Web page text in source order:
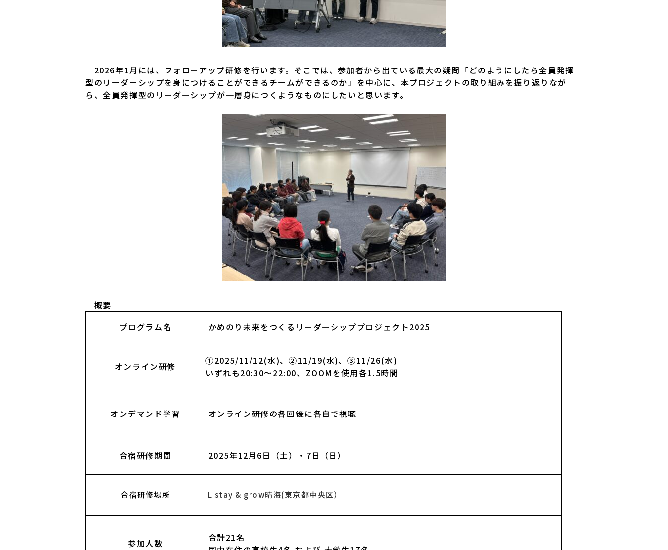
2026年1月には、フォローアップ研修を行います。そこでは、参加者から出ている最大の疑問「どのようにしたら全員発揮
型のリーダーシップを身につけることができるチームができるのか」を中心に、本プロジェクトの取り組みを振り返りなが
ら、全員発揮型のリーダーシップが一層身につくようなものにしたいと思います。
概要
プログラム名
かめのり未来をつくるリーダーシッププロジェクト2025
オンライン研修
①2025/11/12(水)、②11/19(水)、③11/26(水)
いずれも20:30～22:00、ZOOMを使用各1.5時間
オンデマンド学習 オンライン研修の各回後に各自で視聴
合宿研修期間 2025年12月6日（土）・7日（日）
合宿研修場所 L stay & grow晴海(東京都中央区）
参加人数
合計21名